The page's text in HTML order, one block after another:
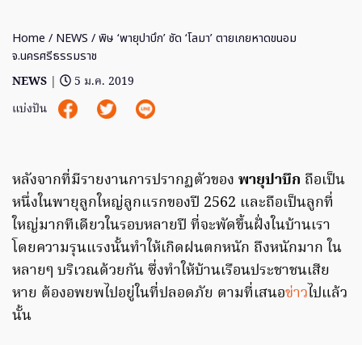
Home / NEWS / พิษ ‘พายุปาบึก’ ซัด ‘โลมา’ ตายเกยหาดขนอม
จ.นครศรีธรรมราช
NEWS |
5 ม.ค. 2019
แบ่งปัน
หลังจากที่มีรายงานการปรากฏตัวของ พายุปาบึก ถือเป็น
หนึ่งในพายุลูกใหญ่ลูกแรกของปี 2562 และถือเป็นลูกที่
ใหญ่มากทีเดียวในรอบหลายปี ที่จะพัดขึ้นฝั่งในบ้านเรา
โดยความรุนแรงนั้นทำให้เกิดฝนตกหนัก ถึงหนักมาก ใน
หลายๆ บริเวณด้วยกัน ซึ่งทำให้บ้านเรือนประชาชนเสีย
หาย ต้องอพยพไปอยู่ในที่ปลอดภัย ตามที่เสนอข่าวไปแล้ว
นั้น